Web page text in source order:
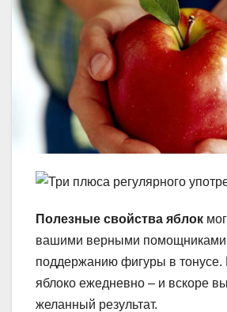
Полезные свойства яблок
вашими верными помощниками
поддержанию фигуры в тонусе.
яблоко ежедневно – и вскоре
желанный результат.